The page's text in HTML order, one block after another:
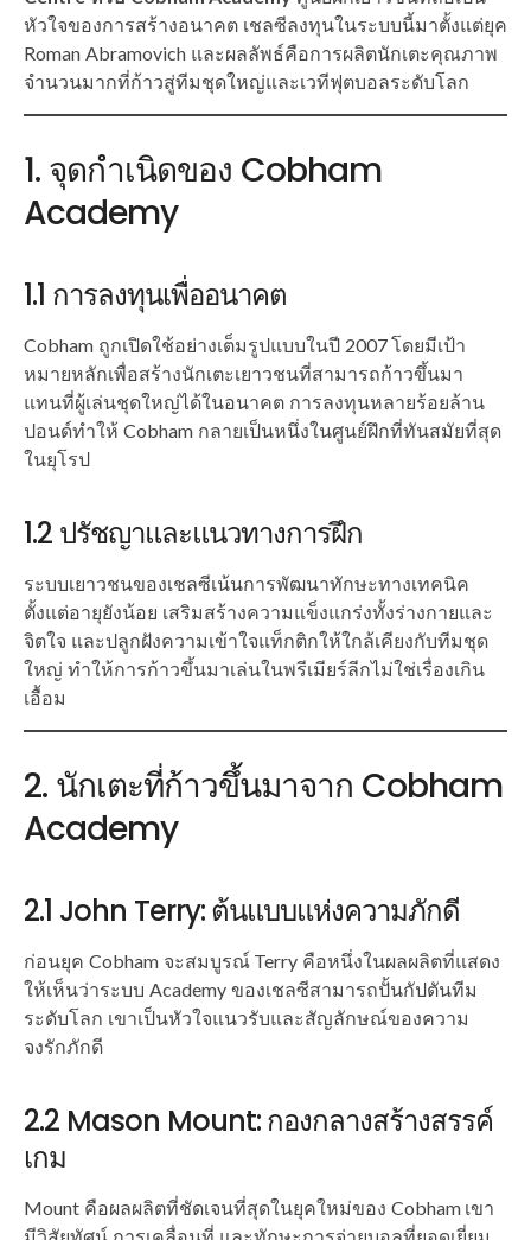
หัวใจของการสร้างอนาคต เชลซีลงทุนในระบบนี้มาตั้งแต่ยุค
Roman Abramovich และผลลัพธ์คือการผลิตนักเตะคุณภาพ
จำนวนมากที่ก้าวสู่ทีมชุดใหญ่และเวทีฟุตบอลระดับโลก
1. จุดกำเนิดของ Cobham
Academy
1.1 การลงทุนเพื่ออนาคต
Cobham ถูกเปิดใช้อย่างเต็มรูปแบบในปี 2007 โดยมีเป้า
หมายหลักเพื่อสร้างนักเตะเยาวชนที่สามารถก้าวขึ้นมา
แทนที่ผู้เล่นชุดใหญ่ได้ในอนาคต การลงทุนหลายร้อยล้าน
ปอนด์ทำให้ Cobham กลายเป็นหนึ่งในศูนย์ฝึกที่ทันสมัยที่สุด
ในยุโรป
1.2 ปรัชญาและแนวทางการฝึก
ระบบเยาวชนของเชลซีเน้นการพัฒนาทักษะทางเทคนิค
ตั้งแต่อายุยังน้อย เสริมสร้างความแข็งแกร่งทั้งร่างกายและ
จิตใจ และปลูกฝังความเข้าใจแท็กติกให้ใกล้เคียงกับทีมชุด
ใหญ่ ทำให้การก้าวขึ้นมาเล่นในพรีเมียร์ลีกไม่ใช่เรื่องเกิน
เอื้อม
2. นักเตะที่ก้าวขึ้นมาจาก Cobham
Academy
2.1 John Terry: ต้นแบบแห่งความภักดี
ก่อนยุค Cobham จะสมบูรณ์ Terry คือหนึ่งในผลผลิตที่แสดง
ให้เห็นว่าระบบ Academy ของเชลซีสามารถปั้นกัปตันทีม
ระดับโลก เขาเป็นหัวใจแนวรับและสัญลักษณ์ของความ
จงรักภักดี
2.2 Mason Mount: กองกลางสร้างสรรค์
เกม
Mount คือผลผลิตที่ชัดเจนที่สุดในยุคใหม่ของ Cobham เขา